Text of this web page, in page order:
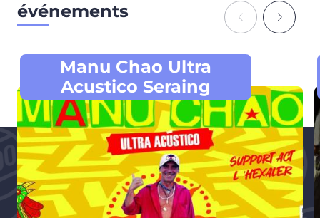
événements
Manu Chao Ultra
Acustico Seraing